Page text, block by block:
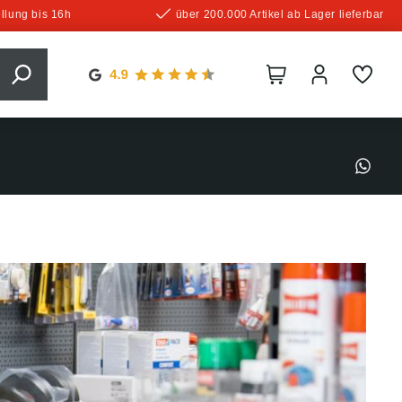
bis 16h über 200.000 Artikel ab Lager lieferbar